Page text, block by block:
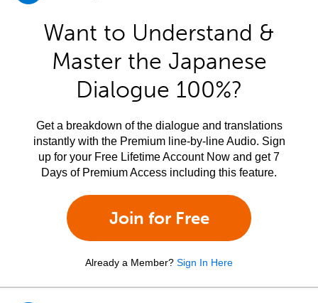
Want to Understand &
Master the Japanese
Dialogue 100%?
Get a breakdown of the dialogue and translations
instantly with the Premium line-by-line Audio. Sign
up for your Free Lifetime Account Now and get 7
Days of Premium Access including this feature.
Join for Free
Already a Member? Sign In Here